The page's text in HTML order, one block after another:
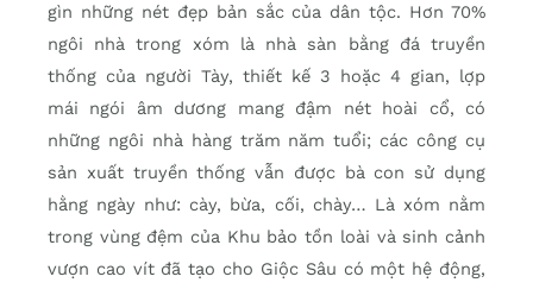
gìn những nét đẹp bản sắc của dân tộc. Hơn 70%
ngôi nhà trong xóm là nhà sàn bằng đá truyền
thống của người Tày, thiết kế 3 hoặc 4 gian, lợp
mái ngói âm dương mang đậm nét hoài cổ, có
những ngôi nhà hàng trăm năm tuổi; các công cụ
sản xuất truyền thống vẫn được bà con sử dụng
hằng ngày như: cày, bừa, cối, chày… Là xóm nằm
trong vùng đệm của Khu bảo tồn loài và sinh cảnh
vượn cao vít đã tạo cho Giộc Sâu có một hệ động,